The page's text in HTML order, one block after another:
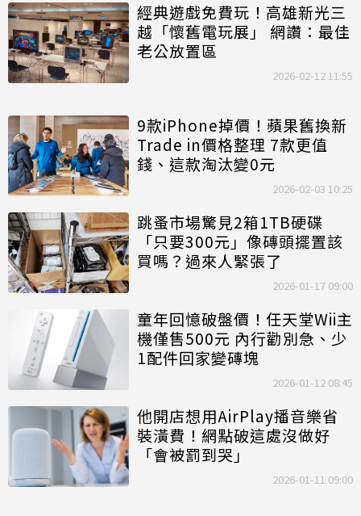
經典遊戲免費玩！高雄新光三
越「懷舊電玩展」 網讚：最佳
老公放置區
2026-02-12 11:55
9款iPhone掉價！蘋果舊換新
Trade in價格整理 7款更值
錢、這款淘汰變0元
2026-02-03 10:25
跳蚤市場驚見2箱1TB硬碟
「只要300元」像磚頭擺置該
買嗎？過來人緊張了
2026-01-17 09:00
童年回憶破盤價！任天堂Wii主
機僅售500元 內行勸別急、少
1配件回家變磚塊
2026-01-12 08:45
他開店想用AirPlay播音樂省
裝潢費！網點破這處沒做好
「會被罰到哭」
2026-01-11 09:00